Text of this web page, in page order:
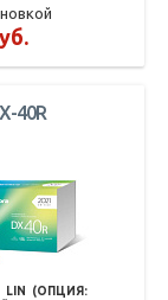
40R
LIN
(ОПЦИЯ: